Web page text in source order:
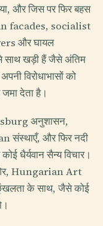
और जिस पर फिर बहस
facades, socialist
और घायल
साथ खड़ी हैं जैसे अंतिम
विरोधाभासों को
देता है।
अनुशासन,
संस्थाएँ, और फिर नदी
सैन्य विचार।
Hungarian Art
के साथ, जैसे कोई